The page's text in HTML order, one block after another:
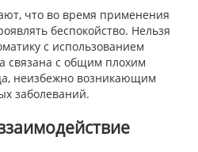
что во время применения
беспокойство. Нельзя
с использованием
связана с общим плохим
неизбежно возникающим
заболеваний.